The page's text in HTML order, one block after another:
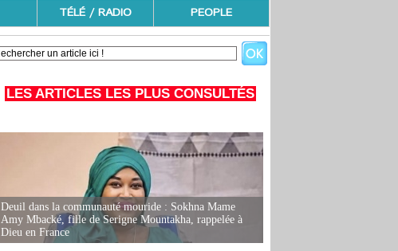
TÉLÉ / RADIO PEOPLE
LES ARTICLES LES PLUS CONSULTÉS
Deuil dans la communauté mouride : Sokhna Mame
Amy Mbacké, fille de Serigne Mountakha, rappelée à
Dieu en France